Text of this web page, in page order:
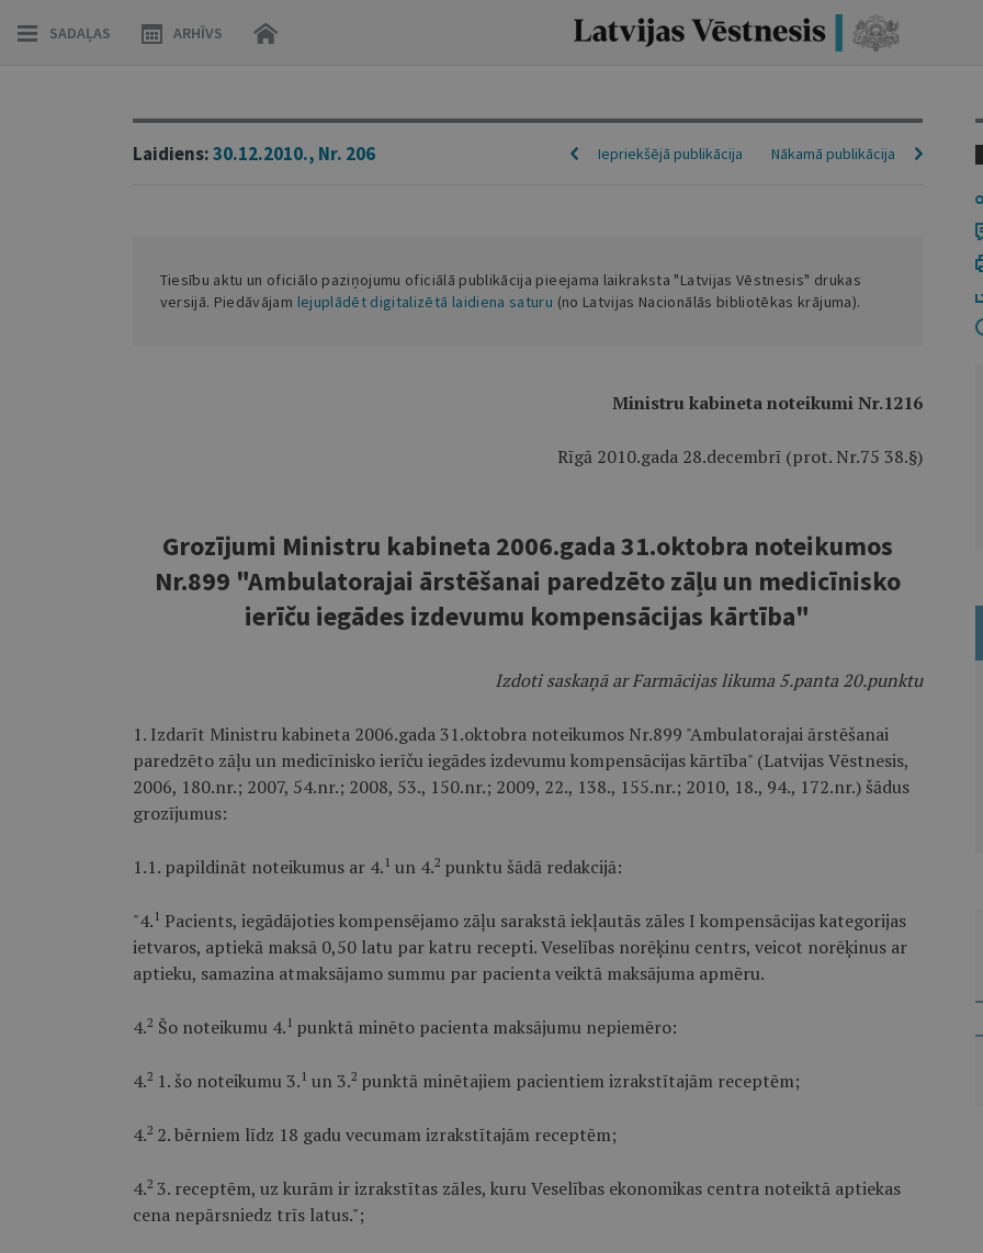
SADAĻAS ARHĪVS
Laidiens:30.12.2010., Nr. 206 Nākamā publikācija
Iepriekšējā publikācija
Tiesību aktu un oficiālo paziņojumu oficiālā publikācija pieejama laikraksta "Latvijas Vēstnesis" drukas
versijā. Piedāvājam lejuplādēt digitalizētā laidiena saturu (no Latvijas Nacionālās bibliotēkas krājuma).
Ministru kabineta noteikumi Nr.1216
Rīgā 2010.gada 28.decembrī (prot. Nr.75 38.§)
Grozījumi Ministru kabineta 2006.gada 31.oktobra noteikumos
Nr.899 "Ambulatorajai ārstēšanai paredzēto zāļu un medicīnisko
ierīču iegādes izdevumu kompensācijas kārtība"
Izdoti saskaņā ar Farmācijas likuma 5.panta 20.punktu
1. Izdarīt Ministru kabineta 2006.gada 31.oktobra noteikumos Nr.899 "Ambulatorajai ārstēšanai
paredzēto zāļu un medicīnisko ierīču iegādes izdevumu kompensācijas kārtība" (Latvijas Vēstnesis,
2006, 180.nr.; 2007, 54.nr.; 2008, 53., 150.nr.; 2009, 22., 138., 155.nr.; 2010, 18., 94., 172.nr.) šādus
grozījumus:
1.1. papildināt noteikumus ar 4. 1 un 4.2 punktu šādā redakcijā:
"4. 1 Pacients, iegādājoties kompensējamo zāļu sarakstā iekļautās zāles I kompensācijas kategorijas
ietvaros, aptiekā maksā 0,50 latu par katru recepti. Veselības norēķinu centrs, veicot norēķinus ar
aptieku, samazina atmaksājamo summu par pacienta veiktā maksājuma apmēru.
4.2 Šo noteikumu 4. 1 punktā minēto pacienta maksājumu nepiemēro:
4.2 1. šo noteikumu 3. 1 un 3.2 punktā minētajiem pacientiem izrakstītajām receptēm;
4.2 2. bērniem līdz 18 gadu vecumam izrakstītajām receptēm;
4.2 3. receptēm, uz kurām ir izrakstītas zāles, kuru Veselības ekonomikas centra noteiktā aptiekas
cena nepārsniedz trīs latus.";